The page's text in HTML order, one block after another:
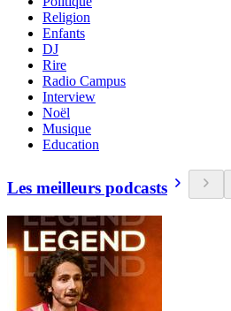
Religion
Enfants
DJ
Rire
Radio Campus
Interview
Noël
Musique
Education
Les meilleurs podcasts